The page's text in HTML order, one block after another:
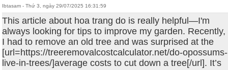
Ibtasam - Thứ 3, ngày 29/07/2025 16:31:59
This article about hoa trang do is really helpful—I'm
always looking for tips to improve my garden. Recently,
I had to remove an old tree and was surprised at the
[url=https://treeremovalcostcalculator.net/do-opossums-
live-in-trees/]average costs to cut down a tree[/url]. It’s